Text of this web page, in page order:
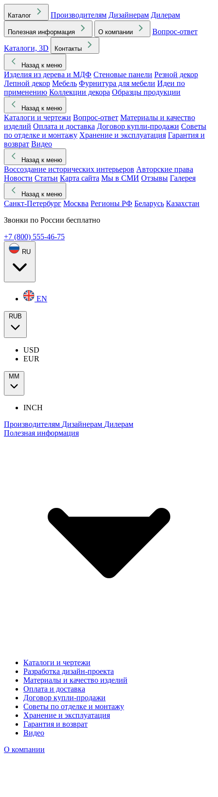
Каталог Производителям Дизайнерам Дилерам
Полезная информация О компании
Вопрос-ответ
Каталоги, 3D
Контакты
Назад к меню
Изделия из дерева и МДФ Стеновые панели Резной декор
Лепной декор Мебель Фурнитура для мебели Идеи по
применению Коллекции декора Образцы продукции
Назад к меню
Каталоги и чертежи Вопрос-ответ Материалы и качество
изделий Оплата и доставка Договор купли-продажи Советы
по отделке и монтажу Хранение и эксплуатация Гарантия и
возврат Видео
Назад к меню
Воссоздание исторических интерьеров Авторские права
Новости Статьи Карта сайта Мы в СМИ Отзывы Галерея
Назад к меню
Санкт-Петербург Москва Регионы РФ Беларусь Казахстан
Звонки по России бесплатно
+7 (800) 555-46-75
RU
EN
RUB
USD
EUR
ММ
INCH
Производителям Дизайнерам Дилерам
Полезная информация
Каталоги и чертежи
Разработка дизайн-проекта
Материалы и качество изделий
Оплата и доставка
Договор купли-продажи
Советы по отделке и монтажу
Хранение и эксплуатация
Гарантия и возврат
Видео
О компании